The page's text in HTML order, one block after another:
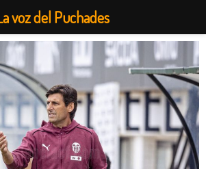
voz del Puchades